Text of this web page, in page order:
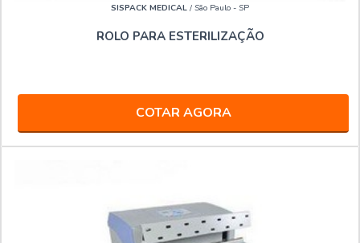
SISPACK MEDICAL / São Paulo - SP
ROLO PARA ESTERILIZAÇÃO
COTAR AGORA